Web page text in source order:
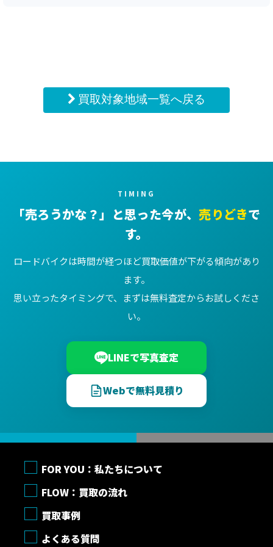
買取対象地域一覧へ戻る
TIMING
「売ろうかな？」と思った今が、 売りどきで
す。
ロードバイクは時間が経つほど買取価値が下がる傾向があり
ます。
思い立ったタイミングで、まずは無料査定からお試しくださ
い。
LINEで写真査定
Webで無料見積り
FOR YOU：私たちについて
FLOW：買取の流れ
買取事例
よくある質問